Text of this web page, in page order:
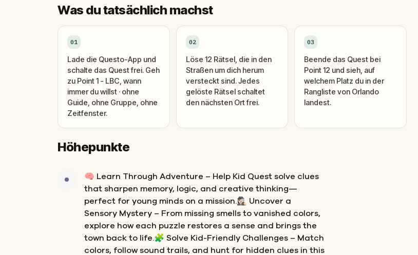
Was du tatsächlich machst
01
Lade die Questo-App und
schalte das Quest frei. Geh
zu Point 1 - LBC, wann
immer du willst · ohne
Guide, ohne Gruppe, ohne
Zeitfenster.
02
Löse 12 Rätsel, die in den
Straßen um dich herum
versteckt sind. Jedes
gelöste Rätsel schaltet
den nächsten Ort frei.
03
Beende das Quest bei
Point 12 und sieh, auf
welchem Platz du in der
Rangliste von Orlando
landest.
Höhepunkte
🧠 Learn Through Adventure – Help Kid Quest solve clues
that sharpen memory, logic, and creative thinking—
perfect for young minds on a mission.🕵🏻‍♀️ Uncover a
Sensory Mystery – From missing smells to vanished colors,
explore how each puzzle restores a sense and brings the
town back to life.🧩 Solve Kid-Friendly Challenges – Match
colors, follow sound trails, and hunt for hidden clues in this